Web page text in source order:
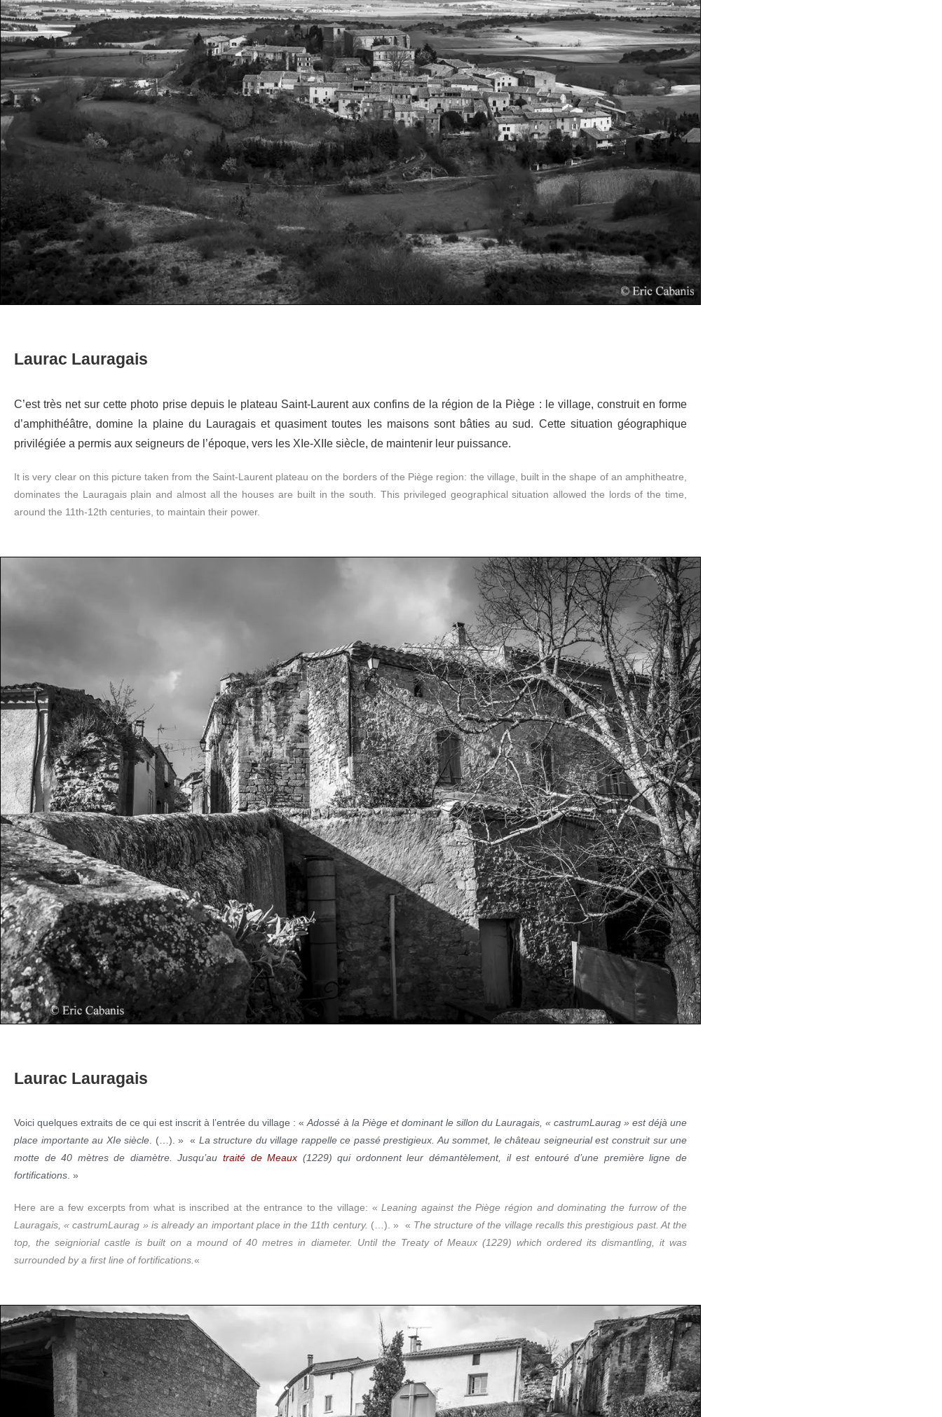
Laurac Lauragais
C’est très net sur cette photo prise depuis le plateau Saint-Laurent aux confins de la région de la Piège : le village, construit en forme
d’amphithéâtre, domine la plaine du Lauragais et quasiment toutes les maisons sont bâties au sud. Cette situation géographique
privilégiée a permis aux seigneurs de l’époque, vers les XIe-XIIe siècle, de maintenir leur puissance.
It is very clear on this picture taken from the Saint-Laurent plateau on the borders of the Piège region: the village, built in the shape of an amphitheatre,
dominates the Lauragais plain and almost all the houses are built in the south. This privileged geographical situation allowed the lords of the time,
around the 11th-12th centuries, to maintain their power.
Laurac Lauragais
Voici quelques extraits de ce qui est inscrit à l’entrée du village : «Adossé à la Piège et dominant le sillon du Lauragais, « castrumLaurag » est déjà une
place importante au XIe siècle . (…). » « La structure du village rappelle ce passé prestigieux. Au sommet, le château seigneurial est construit sur une
motte de 40 mètres de diamètre. Jusqu’au traité de Meaux (1229) qui ordonnent leur démantèlement, il est entouré d’une première ligne de
fortifications . »
Here are a few excerpts from what is inscribed at the entrance to the village: «Leaning against thePiège région and dominating the furrow of the
Lauragais, « castrumLaurag » is already an important place in the 11th century. (…). » « The structure of the village recalls this prestigious past. At the
top, the seigniorial castle is built on a mound of 40 metres in diameter. Until the Treaty of Meaux (1229) which ordered its dismantling, it was
surrounded by a first line of fortifications. «